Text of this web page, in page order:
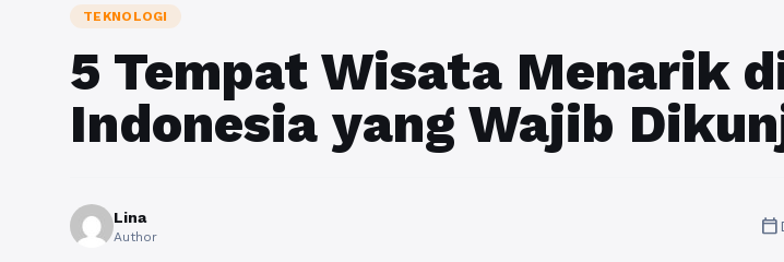
TEKNOLOGI
5 Tempat Wisata Menarik
Indonesia yang Wajib
Lina
Author calendar_today